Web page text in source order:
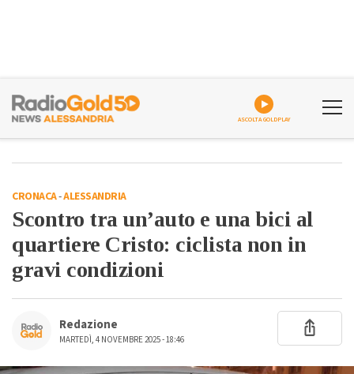
ASCOLTA GOLDPLAY
CRONACA-ALESSANDRIA
Scontro tra un’auto e una bici al
quartiere Cristo: ciclista non in
gravi condizioni
Redazione
MARTEDÌ, 4 NOVEMBRE 2025 - 18:46